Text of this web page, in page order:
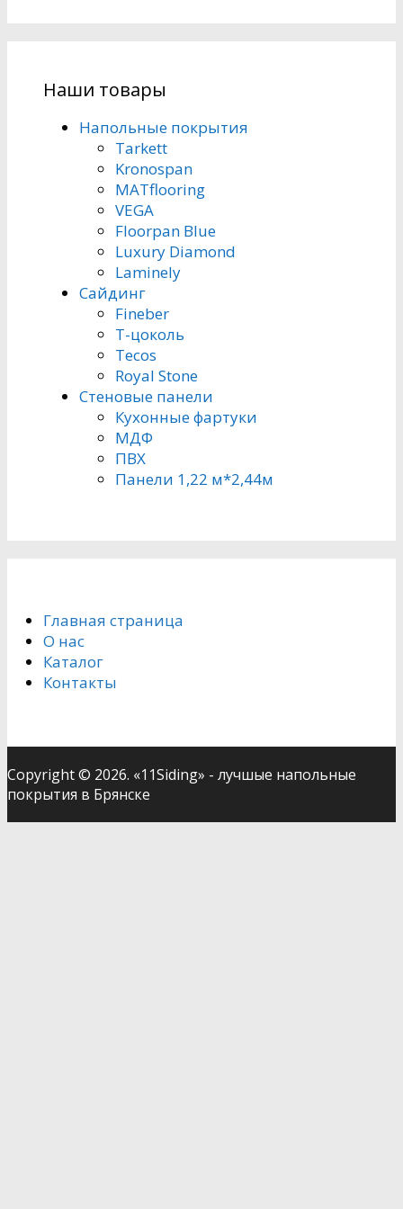
Наши товары
Напольные покрытия
Tarkett
Kronospan
MATflooring
VEGA
Floorpan Blue
Luxury Diamond
Laminely
Сайдинг
Fineber
Т-цоколь
Tecos
Royal Stone
Стеновые панели
Кухонные фартуки
МДФ
ПВХ
Панели 1,22 м*2,44м
Главная страница
О нас
Каталог
Контакты
Copyright © 2026. «11Siding» - лучшые напольные
покрытия в Брянске